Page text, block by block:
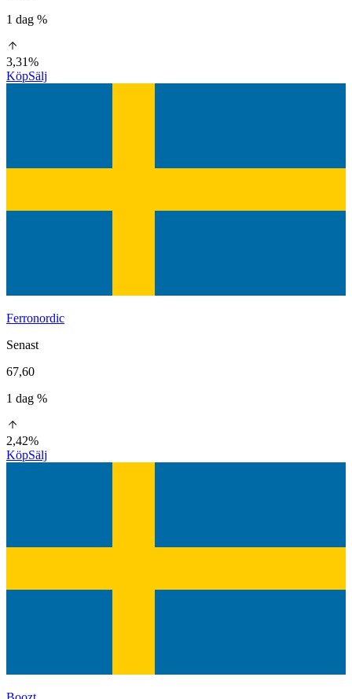
1 dag %
3,31%
KöpSälj
Ferronordic
Senast
67,60
1 dag %
2,42%
KöpSälj